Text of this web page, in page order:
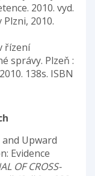
2010. vyd.
2010.
řízení
správy. Plzeň :
138s. ISBN
and Upward
Evidence
OF CROSS-